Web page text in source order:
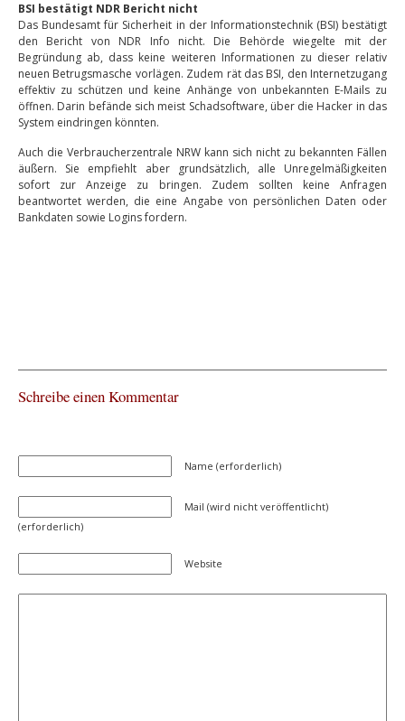
BSI bestätigt NDR Bericht nicht
Das Bundesamt für Sicherheit in der Informationstechnik (BSI) bestätigt
den Bericht von NDR Info nicht. Die Behörde wiegelte mit der
Begründung ab, dass keine weiteren Informationen zu dieser relativ
neuen Betrugsmasche vorlägen. Zudem rät das BSI, den Internetzugang
effektiv zu schützen und keine Anhänge von unbekannten E-Mails zu
öffnen. Darin befände sich meist Schadsoftware, über die Hacker in das
System eindringen könnten.
Auch die Verbraucherzentrale NRW kann sich nicht zu bekannten Fällen
äußern. Sie empfiehlt aber grundsätzlich, alle Unregelmäßigkeiten
sofort zur Anzeige zu bringen. Zudem sollten keine Anfragen
beantwortet werden, die eine Angabe von persönlichen Daten oder
Bankdaten sowie Logins fordern.
Schreibe einen Kommentar
Name (erforderlich)
Mail (wird nicht veröffentlicht)
(erforderlich)
Website